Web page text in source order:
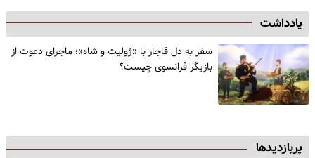
یادداشت
سفر به دل قاجار با «ژولیت و شاه»؛ ماجرای دعوت از
‌بازیگر فرانسوی چیست؟
پربازدیدها